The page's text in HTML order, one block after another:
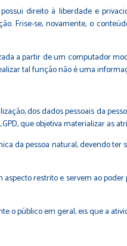
direito à liberdade e
Frise-se, novamente, o
a partir de um computador
tal função não é uma
dos dados pessoais da
que objetiva materializar as
da pessoa natural, devendo
restrito e servem ao
o público em geral, eis que a